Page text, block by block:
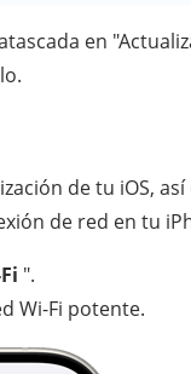
en
de tu iOS,
de red en tu
".
Wi-Fi potente.